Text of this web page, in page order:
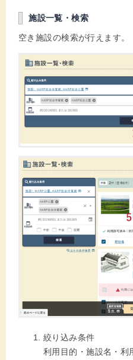
施設一覧・検索
空き施設の検索が行えます。
絞り込み条件
利用目的・施設名・利